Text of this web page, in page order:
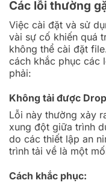
Các lỗi thường
Việc cài đặt và sử
vài sự cố khiến quá
không thể cài đặt
cách khắc phục các
phải:
Không tải được
Lỗi này thường xảy
xung đột giữa trình
do các thiết lập an
trình tải về là một
Cách khắc phục: